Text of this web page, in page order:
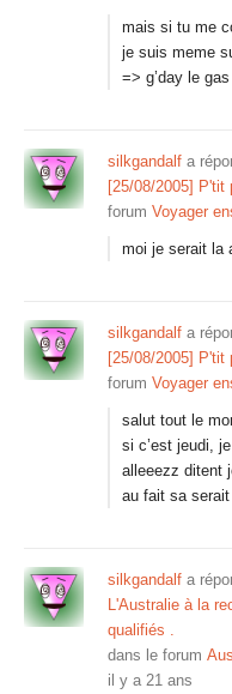
mais si tu me
je suis meme
=> g’day le
silkgandalf a
[25/08/2005] P'tit
forum Voyager
moi je serait la
silkgandalf a
[25/08/2005] P'tit
forum Voyager
salut tout le
si c’est jeudi,
alleeezz ditent
au fait sa
silkgandalf a
L'Australie à la
qualifiés .
dans le forum
il y a 21 ans